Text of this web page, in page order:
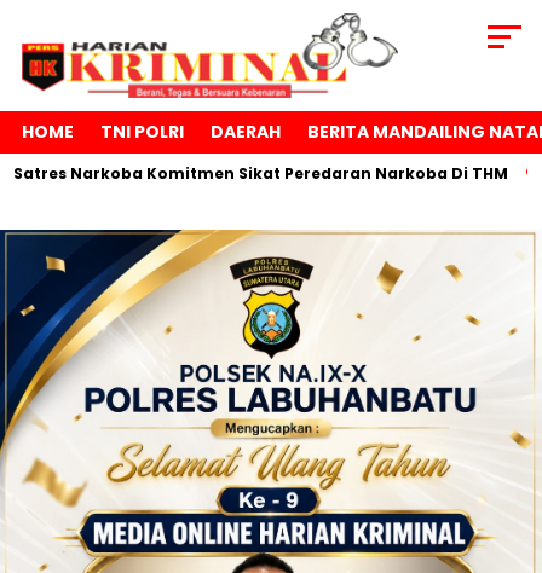
HOME TNI POLRI DAERAH BERITA MANDAILING
Komitmen Sikat Peredaran Narkoba Di THM Anggota